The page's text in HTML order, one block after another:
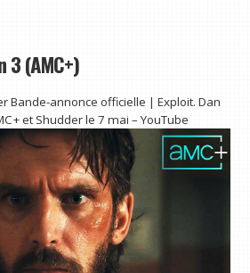
3 (AMC+)
Bande-annonce officielle | Exploit. Dan
et Shudder le 7 mai – YouTube